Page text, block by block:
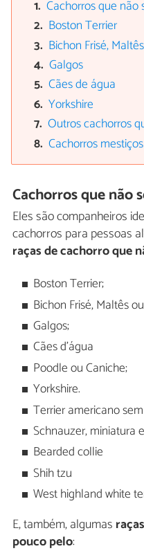
Cachorros que
Boston Terrier
Bichon Frisé,
Galgos
Cães de água
Yorkshire
Outros cachorros
Cachorros
Cachorros que não
Eles são companheiros
cachorros para pessoas
raças de cachorro que
Boston Terrier;
Bichon Frisé, Maltês
Galgos;
Cães d'água
Poodle ou Caniche;
Yorkshire.
Terrier americano
Schnauzer, miniatura
Bearded collie
Shih tzu
West highland white
E, também, algumas
pouco pelo: